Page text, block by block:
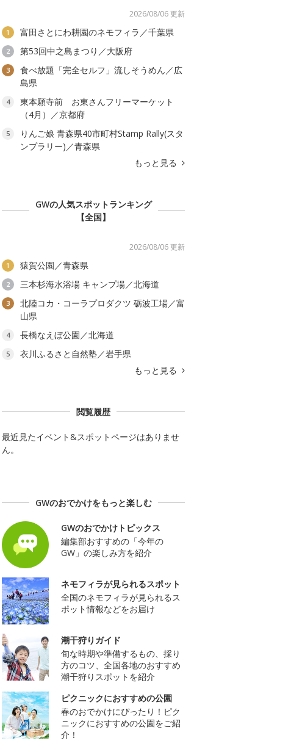
2026/08/06 更新
1 富田さとにわ耕園のネモフィラ／千葉県
2 第53回中之島まつり／大阪府
3
食べ放題「完全セルフ」流しそうめん／広
島県
4
東本願寺前 お東さんフリーマーケット
（4月）／京都府
5
りんご娘 青森県40市町村Stamp Rally(スタ
ンプラリー)／青森県
もっと見る
GWの人気スポットランキング
【全国】
2026/08/06 更新
1 猿賀公園／青森県
2 三本杉海水浴場 キャンプ場／北海道
3
北陸コカ・コーラプロダクツ 砺波工場／富
山県
4 長橋なえぼ公園／北海道
5
衣川ふるさと自然塾／岩手県
もっと見る
閲覧履歴
最近見たイベント&スポットページはありませ
ん。
GWのおでかけをもっと楽しむ
GWのおでかけトピックス
編集部おすすめの「今年の
GW」の楽しみ方を紹介
ネモフィラが見られるスポット
全国のネモフィラが見られるス
ポット情報などをお届け
潮干狩りガイド
旬な時期や準備するもの、採り
方のコツ、全国各地のおすすめ
潮干狩りスポットを紹介
ピクニックにおすすめの公園
春のおでかけにぴったり！ピク
ニックにおすすめの公園をご紹
介！